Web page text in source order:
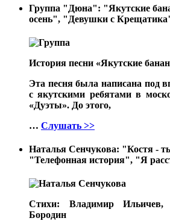
Группа "Дюна": "Якутские
осень", "Девушки с
История песни «Якутские
Эта песня была написана под
с якутскими ребятами в
«Дуэты». До этого,
… Слушать >>
Наталья Сенчукова: "Костя -
"Телефонная история", "Я
Стихи: Владимир
Бородин